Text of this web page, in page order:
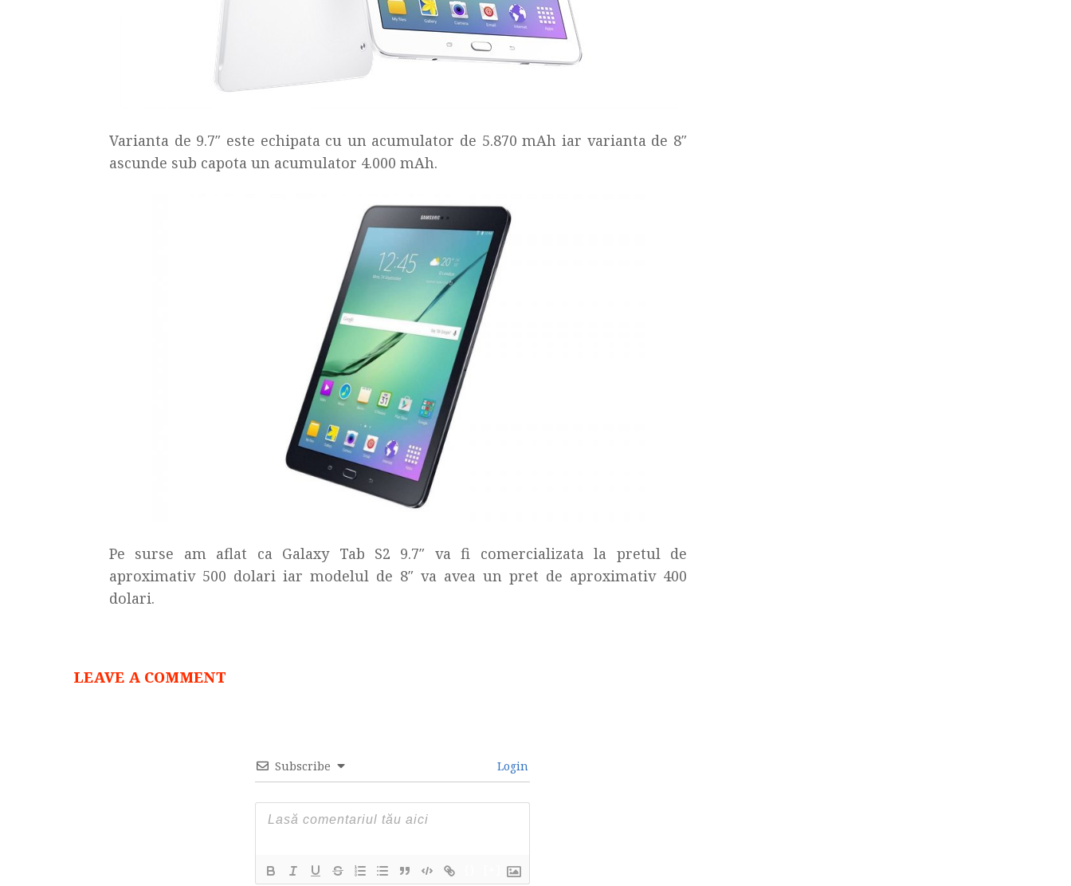
Varianta de 9.7″ este echipata cu un acumulator de 5.870 mAh iar varianta de 8″
ascunde sub capota un acumulator 4.000 mAh.
Pe surse am aflat ca Galaxy Tab S2 9.7″ va fi comercializata la pretul de
aproximativ 500 dolari iar modelul de 8″ va avea un pret de aproximativ 400
dolari.
LEAVE A COMMENT
Subscribe Login